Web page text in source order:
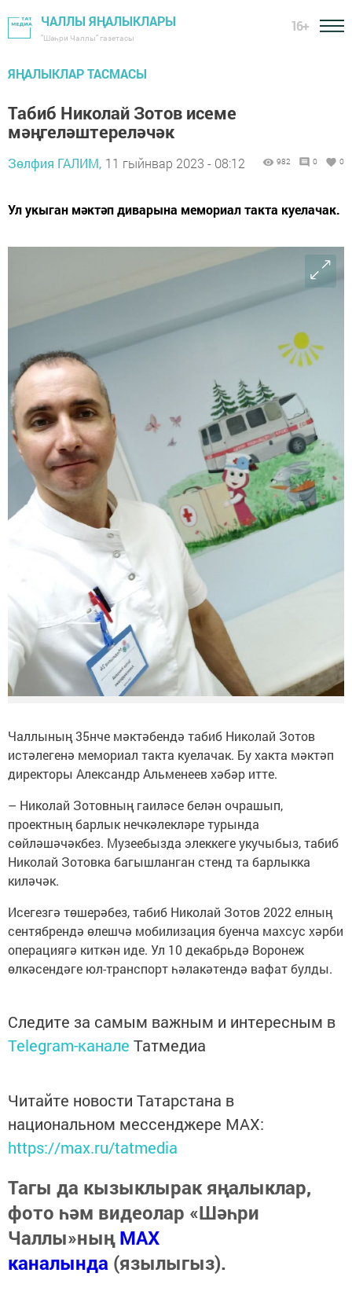
ЧАЛЛЫ ЯҢАЛЫКЛАРЫ
"Шәһри Чаллы" газетасы
16+
ЯҢАЛЫКЛАР ТАСМАСЫ
Табиб Николай Зотов исеме
мәңгеләштереләчәк
Зөлфия ГАЛИМ, 11 гыйнвар 2023 - 08:12 982 0 0
Ул укыган мәктәп диварына мемориал такта куелачак.
Чаллының 35нче мәктәбендә табиб Николай Зотов
истәлегенә мемориал такта куелачак. Бу хакта мәктәп
директоры Александр Альменеев хәбәр итте.
– Николай Зотовның гаиләсе белән очрашып,
проектның барлык нечкәлекләре турында
сөйләшәчәкбез. Музеебызда элеккеге укучыбыз, табиб
Николай Зотовка багышланган стенд та барлыкка
киләчәк.
Исегезгә төшерәбез, табиб Николай Зотов 2022 елның
сентябрендә өлешчә мобилизация буенча махсус хәрби
операциягә киткән иде. Ул 10 декабрьдә Воронеж
өлкәсендәге юл-транспорт һәлакәтендә вафат булды.
Следите за самым важным и интересным в
Telegram-канале Татмедиа
Читайте новости Татарстана в
национальном мессенджере MАХ:
https://max.ru/tatmedia
Тагы да кызыклырак яңалыклар,
фото һәм видеолар «Шәһри
Чаллы»ныңMAX
каналында (язылыгыз).